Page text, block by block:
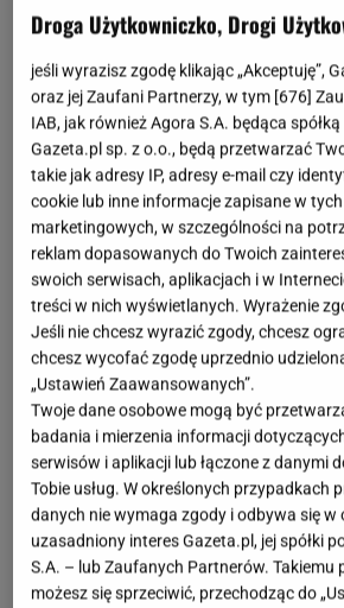
Gazy - to cel, który połączył
organizację pozarządową
Medyczna (PMM). Dzięki
doświadczeniu i kontaktom
Polka mogą pomóc w
mieszkańców Gazy i dołączyć
wysłanie kolejnych lekarzy do
szpitala. Wspólna zbiórka to
Gazeta.pl i PMM.
Droga Użytkowniczko, Drogi
jeśli wyrazisz zgodę klikając „Akceptuję”,
oraz jej Zaufani Partnerzy, w tym [676]
IAB, jak również Agora S.A. będąca
Gazeta.pl sp. z o.o., będą przetwarzać
takie jak adresy IP, adresy e-mail czy
cookie lub inne informacje zapisane w
marketingowych, w szczególności na
reklam dopasowanych do Twoich
swoich serwisach, aplikacjach i w
treści w nich wyświetlanych. Wyrażenie
Jeśli nie chcesz wyrazić zgody, chcesz
chcesz wycofać zgodę uprzednio
„Ustawień Zaawansowanych”.
Twoje dane osobowe mogą być
badania i mierzenia informacji
serwisów i aplikacji lub łączone z danymi
Tobie usług. W określonych przypadkach
danych nie wymaga zgody i odbywa się w
uzasadniony interes Gazeta.pl, jej spółki
S.A. – lub Zaufanych Partnerów. Takiemu
możesz się sprzeciwić, przechodząc do